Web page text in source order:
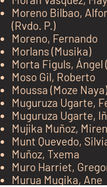
Moreno Bilbao,
(Rvdo. P.)
Moreno, Fernando
Morlans (Musika)
Morta Figuls, Ángel
Moso Gil, Roberto
Moussa (Moze Naya)
Muguruza Ugarte,
Muguruza Ugarte,
Mujika Muñoz, Miren
Munt Quevedo,
Muñoz, Txema
Muro Harriet,
Murua Mugika, Ane